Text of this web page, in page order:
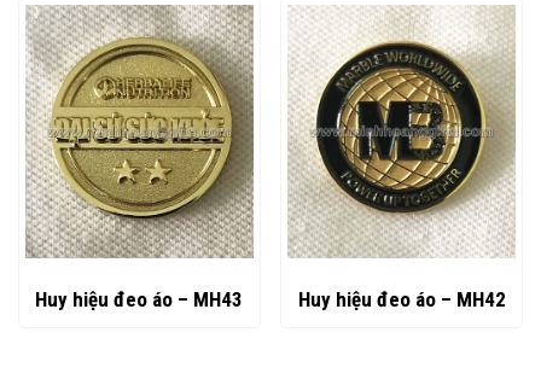
Huy hiệu đeo áo – MH43 Huy hiệu đeo áo – MH42